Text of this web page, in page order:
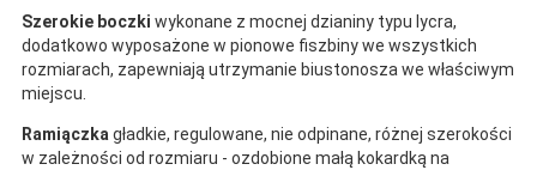
Szerokie boczki wykonane z mocnej dzianiny typu lycra,
dodatkowo wyposażone w pionowe fiszbiny we wszystkich
rozmiarach, zapewniają utrzymanie biustonosza we właściwym
miejscu.
Ramiączka gładkie, regulowane, nie odpinane, różnej szerokości
w zależności od rozmiaru - ozdobione małą kokardką na